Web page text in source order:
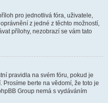
pro jednotlivá fóra, uživatele,
z jedné z těchto možností,
přílohy, nezobrazí se vám tato
pravidla na svém fóru, pokud je
berte na vědomí, že toto je
Group nemá s vydáváním